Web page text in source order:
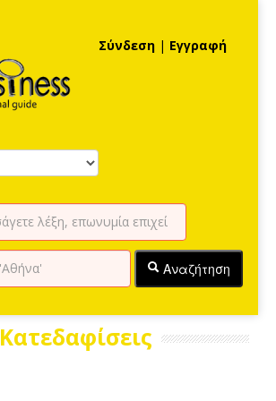
Σύνδεση | Εγγραφή
Αναζήτηση
Κατεδαφίσεις